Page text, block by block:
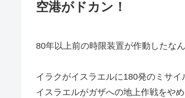
空港がドカン！
80年以上前の時限装置が作動したな
イラクがイスラエルに180発のミサイ
イスラエルがガザへの地上作戦をや